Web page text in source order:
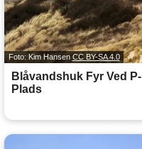
Foto: Kim Hansen CC BY-SA 4.0
Blåvandshuk Fyr Ved P-
Plads